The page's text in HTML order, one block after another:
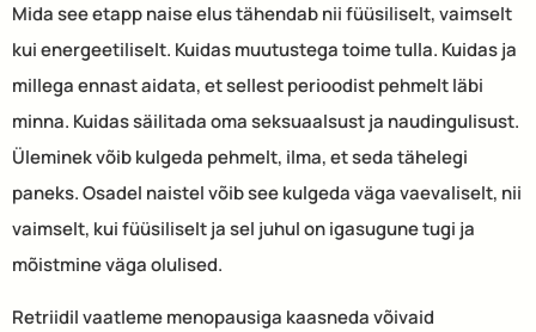
Mida see etapp naise elus tähendab nii füüsiliselt, vaimselt
kui energeetiliselt. Kuidas muutustega toime tulla. Kuidas ja
millega ennast aidata, et sellest perioodist pehmelt läbi
minna. Kuidas säilitada oma seksuaalsust ja naudingulisust.
Üleminek võib kulgeda pehmelt, ilma, et seda tähelegi
paneks. Osadel naistel võib see kulgeda väga vaevaliselt, nii
vaimselt, kui füüsiliselt ja sel juhul on igasugune tugi ja
mõistmine väga olulised.
Retriidil vaatleme menopausiga kaasneda võivaid